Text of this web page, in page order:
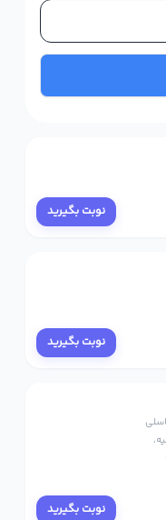
نوبت بگیرید
نوبت بگیرید
نوبت بگیرید